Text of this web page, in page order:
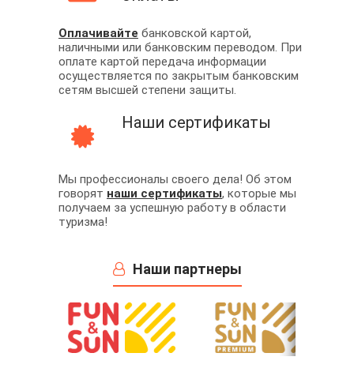
Оплачивайте банковской картой,
наличными или банковским переводом. При
оплате картой передача информации
осуществляется по закрытым банковским
сетям высшей степени защиты.
Наши сертификаты
Мы профессионалы своего дела! Об этом
говорят наши сертификаты, которые мы
получаем за успешную работу в области
туризма!
Наши партнеры